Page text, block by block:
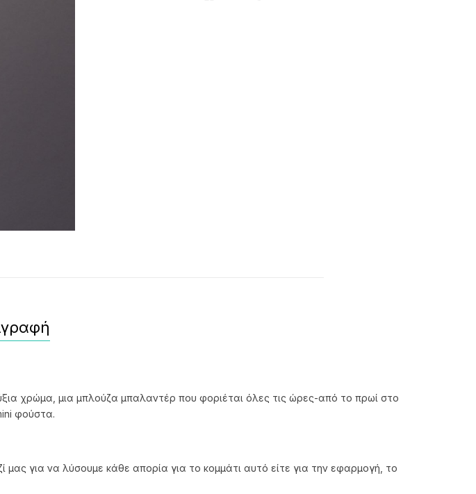
χρώμα, μια μπλούζα μπαλαντέρ που φοριέται όλες τις ώρες-από το πρωί στο
φούστα.
για να λύσουμε κάθε απορία για το κομμάτι αυτό είτε για την εφαρμογή, το